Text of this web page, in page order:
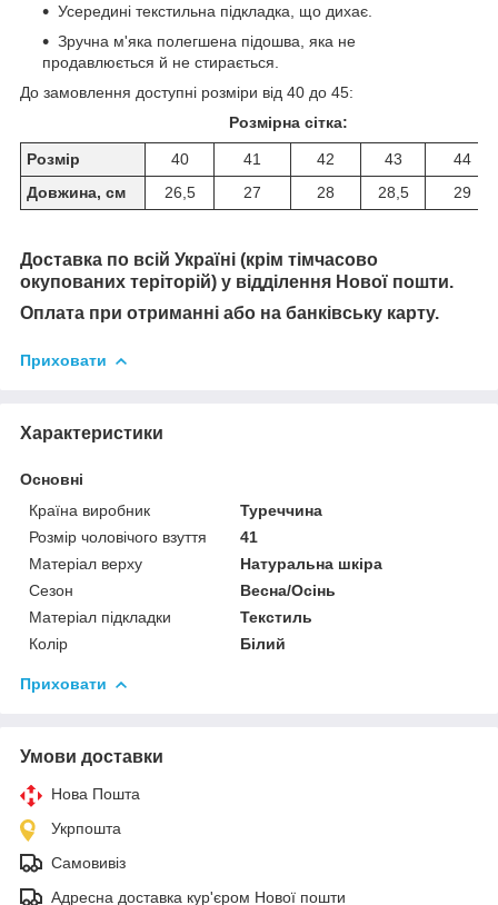
Усередині текстильна підкладка, що дихає.
Зручна м'яка полегшена підошва, яка не
продавлюється й не стирається.
До замовлення доступні розміри від 40 до 45:
Розмірна сітка:
Розмір 40 41 42 43
44
Довжина, см
26,5 27 28 28,5 29
Доставка по всій Україні (крім тімчасово
окупованих теріторій) у відділення Нової пошти.
Оплата при отриманні або на банківську карту.
Приховати
Характеристики
Основні
Країна виробник
Туреччина
Розмір чоловічого взуття
41
Матеріал верху
Натуральна шкіра
Сезон
Весна/Осінь
Матеріал підкладки
Текстиль
Колір
Білий
Приховати
Умови доставки
Нова Пошта
Укрпошта
Самовивіз
Адресна доставка кур'єром Нової пошти